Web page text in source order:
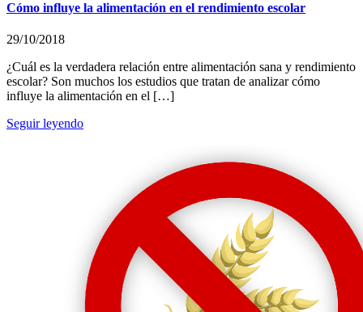
Cómo influye la alimentación en el rendimiento escolar
29/10/2018
¿Cuál es la verdadera relación entre alimentación sana y rendimiento
escolar? Son muchos los estudios que tratan de analizar cómo
influye la alimentación en el […]
Seguir leyendo